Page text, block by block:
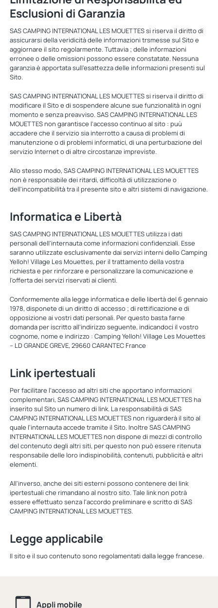
Esclusioni di Garanzia
SAS CAMPING INTERNATIONAL LES MOUETTES si riserva il diritto di
assicurarsi della veridicità delle informazioni trsmesse sul Sito e
aggiornare il sito regolarmente. Tuttavia ; delle informazioni
erronee o delle omissioni possono essere constatate. Nessuna
garanzia è apportata sull'esattezza delle informazioni presenti sul
Sito.
SAS CAMPING INTERNATIONAL LES MOUETTES si riserva il diritto di
modificare il Sito e di sospendere alcune sue funzionalità in ogni
momento e senza preavviso. SAS CAMPING INTERNATIONAL LES
MOUETTES non garantisce l'accesso continuo al sito : puù
accadere che il servizio sia interrotto a causa di problemi di
manutenzione o di problemi informatici, di una perturbazione del
servizio Internet o di altre circostanze impreviste.
Allo stesso modo, SAS CAMPING INTERNATIONAL LES MOUETTES
non è responsabile dei ritardi, difficoltà di utilizzazione o
dell'incompatibilità tra il presente sito e altri sistemi di navigazione.
Informatica e Libertà
SAS CAMPING INTERNATIONAL LES MOUETTES utilizza i dati
personali dell'internauta come informazioni confidenziali. Esse
saranno utilizzate esclusivamente dai servizi interni dello Camping
Yelloh! Village Les Mouettes, per il trattamento della vostra
richiesta e per rinforzare e personalizzare la comunicazione e
l'offerta dei servizi riservati ai clienti.
Conformemente alla legge informatica e delle libertà del 6 gennaio
1978, disponete di un diritto di accesso ; di rettificazione e di
opposizione ai vostri dati personali. Per questo basta farne
domanda per iscritto all'indirizzo seguente, indicandoci il vostro
cognome, nome e indirizzo : Camping Yelloh! Village Les Mouettes
– LD GRANDE GREVE, 29660 CARANTEC France
Link ipertestuali
Per facilitare l'accesso ad altri siti che apportano informazioni
complementari, SAS CAMPING INTERNATIONAL LES MOUETTES ha
inserito sul Sito un numero di link. La responsabilità di SAS
CAMPING INTERNATIONAL LES MOUETTES non riguarderà il sito al
quale l'internauta accede tramite il Sito. Inoltre SAS CAMPING
INTERNATIONAL LES MOUETTES non dispone di mezzi di controllo
del contenuto degli altri siti, per questo non può essere ritenuta
responsabile delle loro indispinobilità, contenuti, pubblicità e altri
elementi.
All'inverso, anche dei siti esterni possono contenere dei link
ipertestuali che rimandano al nostro sito. Tale link non potrà
essere effettuato senza l'accordo preliminare e scritto di SAS
CAMPING INTERNATIONAL LES MOUETTES.
Legge applicabile
Il sito e il suo contenuto sono regolamentati dalla legge francese.
Appli mobile